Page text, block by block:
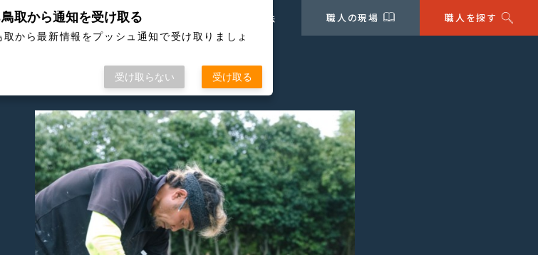
TOP サイトについて ご利用方法 職人の現場 職人を探す
取から通知を受け取る
取から最新情報をプッシュ通知で受け取りましょ
受け取らない 受け取る